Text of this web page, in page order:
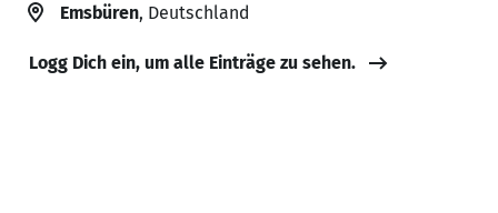
Emsbüren, Deutschland
Logg Dich ein, um alle Einträge zu sehen.